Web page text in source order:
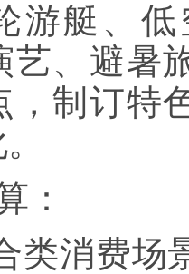
游艇、
艺、避暑
，制订特
：
类消费